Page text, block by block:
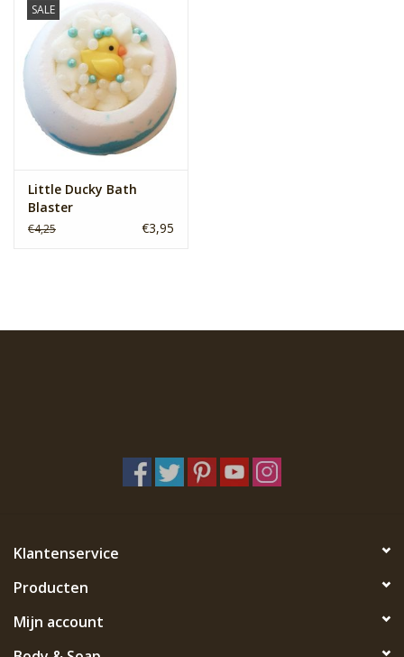
Verpakking
Reviews
Women's Collection
Blogs
Contact
SALE
Little Ducky Bath
Blaster
€4,25 €3,95
Klantenservice
Producten
Mijn account